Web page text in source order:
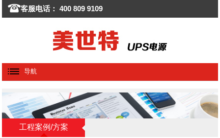
客服电话： 400 809 9109
导航
工程案例/方案